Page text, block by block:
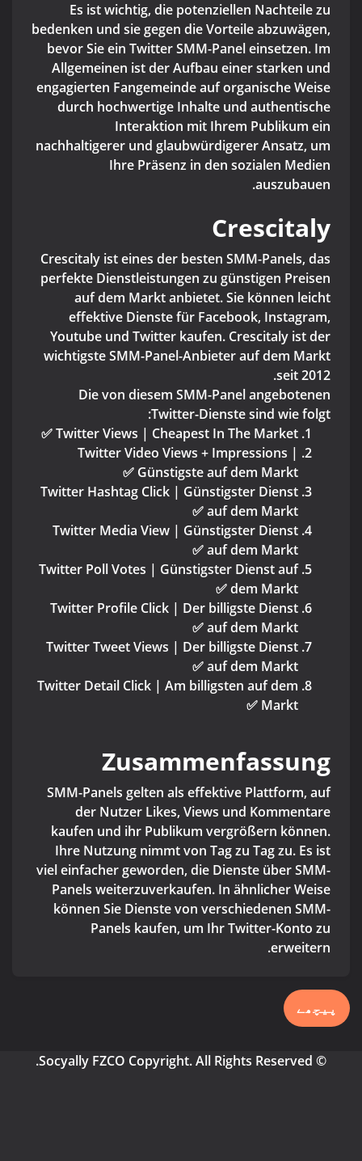
Es ist wichtig, die potenziellen Nachteile zu
bedenken und sie gegen die Vorteile abzuwägen,
bevor Sie ein Twitter SMM-Panel einsetzen. Im
Allgemeinen ist der Aufbau einer starken und
engagierten Fangemeinde auf organische Weise
durch hochwertige Inhalte und authentische
Interaktion mit Ihrem Publikum ein
nachhaltigerer und glaubwürdigerer Ansatz, um
Ihre Präsenz in den sozialen Medien
auszubauen.
Crescitaly
Crescitaly ist eines der besten SMM-Panels, das
perfekte Dienstleistungen zu günstigen Preisen
auf dem Markt anbietet. Sie können leicht
effektive Dienste für Facebook, Instagram,
Youtube und Twitter kaufen. Crescitaly ist der
wichtigste SMM-Panel-Anbieter auf dem Markt
seit 2012.
Die von diesem SMM-Panel angebotenen
Twitter-Dienste sind wie folgt:
Twitter Views | Cheapest In The Market ✅
Twitter Video Views + Impressions |
Günstigste auf dem Markt ✅
Twitter Hashtag Click | Günstigster Dienst
auf dem Markt ✅
Twitter Media View | Günstigster Dienst
auf dem Markt ✅
Twitter Poll Votes | Günstigster Dienst auf
dem Markt ✅
Twitter Profile Click | Der billigste Dienst
auf dem Markt ✅
Twitter Tweet Views | Der billigste Dienst
auf dem Markt ✅
Twitter Detail Click | Am billigsten auf dem
Markt ✅
Zusammenfassung
SMM-Panels gelten als effektive Plattform, auf
der Nutzer Likes, Views und Kommentare
kaufen und ihr Publikum vergrößern können.
Ihre Nutzung nimmt von Tag zu Tag zu. Es ist
viel einfacher geworden, die Dienste über SMM-
Panels weiterzuverkaufen. In ähnlicher Weise
können Sie Dienste von verschiedenen SMM-
Panels kaufen, um Ihr Twitter-Konto zu
erweitern.
پیچھے
© Socyally FZCO Copyright. All Rights Reserved.